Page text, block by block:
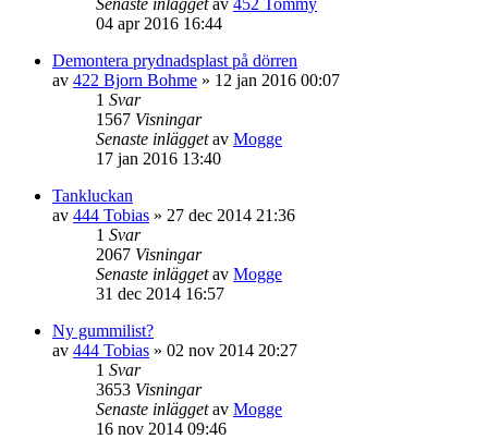
04 apr 2016 16:44
Demontera prydnadsplast på dörren
av 422 Bjorn Bohme » 12 jan 2016 00:07
1 Svar
1567 Visningar
Senaste inläggetav Mogge
17 jan 2016 13:40
Tankluckan
av 444 Tobias » 27 dec 2014 21:36
1 Svar
2067 Visningar
Senaste inläggetav Mogge
31 dec 2014 16:57
Ny gummilist?
av 444 Tobias » 02 nov 2014 20:27
1 Svar
3653 Visningar
Senaste inläggetav Mogge
16 nov 2014 09:46